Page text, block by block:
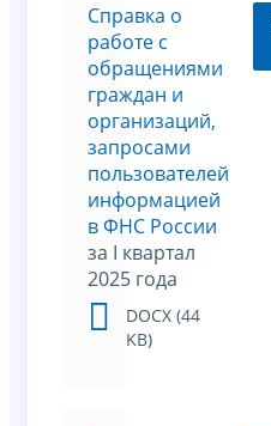
Справка о
работе с
обращениями
граждан и
организаций,
запросами
пользователей
информацией
в ФНС России
за I квартал
2025 года
DOCX (44
KB)